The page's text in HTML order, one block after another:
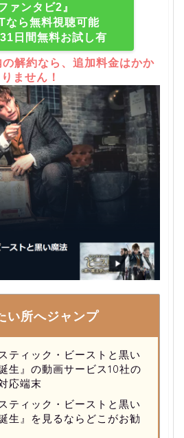
ファンタビ2』
なら無料視聴可能
日間無料お試し有
解約なら、追加料金はかか
りません！
い所へジャンプ
ティック・ビーストと黒い
生』の動画サービス10社の
応端末
ティック・ビーストと黒い
生』を見るならどこがお勧